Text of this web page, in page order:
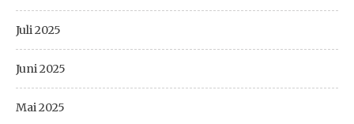
Juli 2025
Juni 2025
Mai 2025